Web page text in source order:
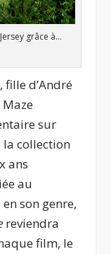
grâce à…
d’André
sur
la collection
ans
au
son genre,
reviendra
film, le